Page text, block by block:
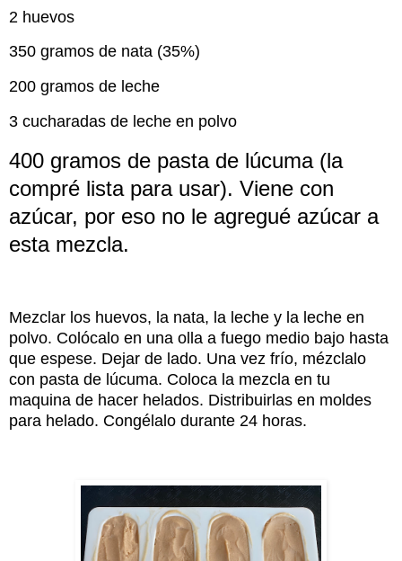
2 huevos
350 gramos de nata (35%)
200 gramos de leche
3 cucharadas de leche en polvo
400 gramos de pasta de lúcuma (la
compré lista para usar). Viene con
azúcar, por eso no le agregué azúcar a
esta mezcla.
Mezclar los huevos, la nata, la leche y la leche en
polvo. Colócalo en una olla a fuego medio bajo hasta
que espese. Dejar de lado. Una vez frío, mézclalo
con pasta de lúcuma. Coloca la mezcla en tu
maquina de hacer helados. Distribuirlas en moldes
para helado. Congélalo durante 24 horas.